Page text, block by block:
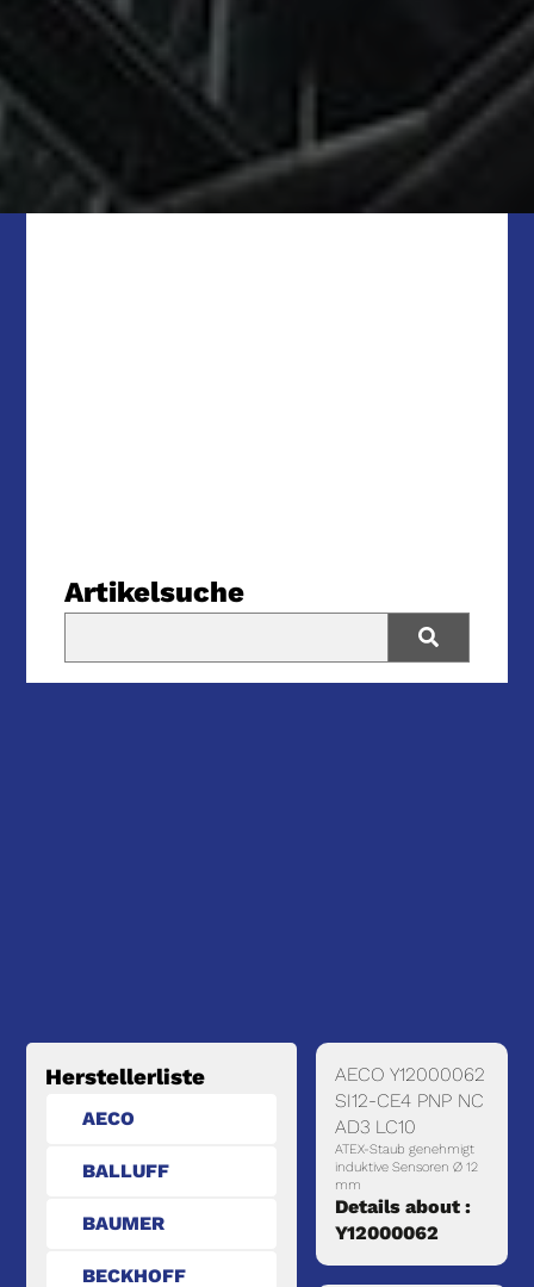
Artikelsuche
Herstellerliste
AECO
BALLUFF
BAUMER
BECKHOFF
AECO Y12000062
SI12-CE4 PNP NC
AD3 LC10
ATEX-Staub genehmigt
induktive Sensoren Ø 12
mm
Details about :
Y12000062